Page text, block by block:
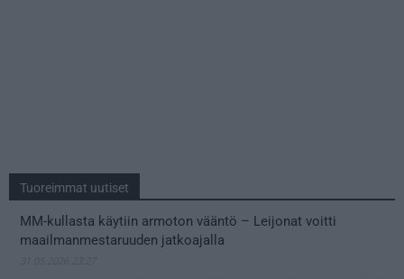
Tuoreimmat uutiset
MM-kullasta käytiin armoton vääntö – Leijonat voitti
maailmanmestaruuden jatkoajalla